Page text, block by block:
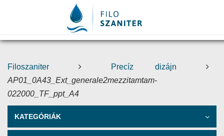
Filoszaniter
Precíz dizájn
AP01_0A43_Ext_generale2mezzitamtam-
022000_TF_ppt_A4
KATEGÓRIÁK